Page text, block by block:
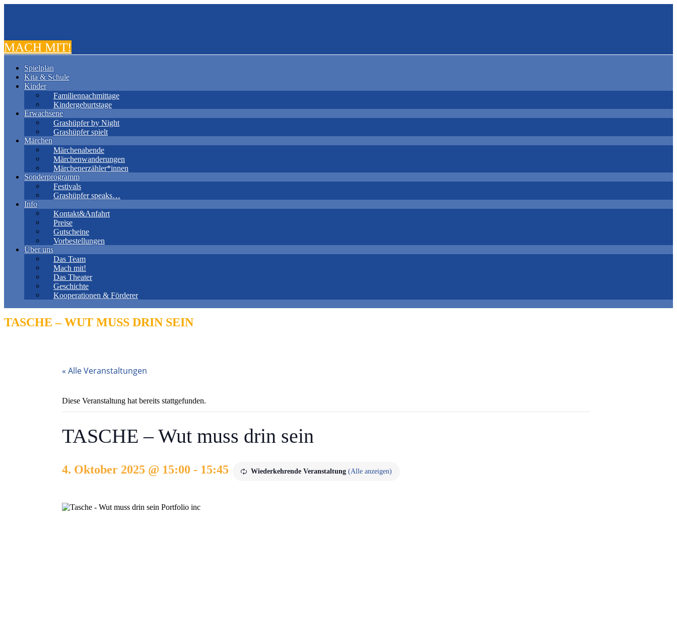
MACH MIT!
Spielplan
Kita & Schule
Kinder
Familiennachmittage
Kindergeburtstage
Erwachsene
Grashüpfer by Night
Grashüpfer spielt
Märchen
Märchenabende
Märchenwanderungen
Märchenerzähler*innen
Sonderprogramm
Festivals
Grashüpfer speaks…
Info
Kontakt&Anfahrt
Preise
Gutscheine
Vorbestellungen
Über uns
Das Team
Mach mit!
Das Theater
Geschichte
Kooperationen & Förderer
TASCHE – WUT MUSS DRIN SEIN
« Alle Veranstaltungen
Diese Veranstaltung hat bereits stattgefunden.
TASCHE – Wut muss drin sein
4. Oktober 2025 @ 15:00 - 15:45 Wiederkehrende Veranstaltung (Alle anzeigen)